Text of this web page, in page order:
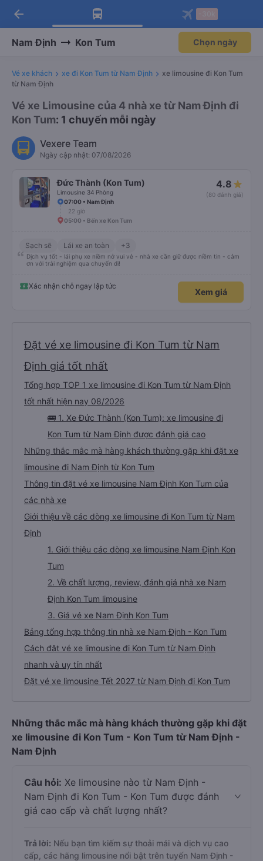
Tải app Vexere ngay!
Nhận ưu đãi thành viên độc
Mở app
Tải app Vexere
-30k/ghế khi đặt vé máy bay qua
Mở app
arrow_back
Nam Định Kon Tum Chọn ngày
Vé xe khách xe đi Kon Tum từ Nam Định
xe limousine đi Kon Tum
từ Nam Định
Vé xe Limousine của 4 nhà xe từ Nam Định đi
Kon Tum: 1 chuyến mỗi ngày
Vexere Team
Ngày cập nhật: 07/08/2026
Đức Thành (Kon Tum)
Limousine 34 Phòng
4.8
(80 đánh giá)
07:00 • Nam Định
22 giờ
05:00 • Bến xe Kon Tum
Sạch sẽ Lái xe an toàn +3
Dịch vụ tốt - lái phụ xe niềm nở vui vẻ - nhà xe cần giữ được niềm tin - cảm
ơn với trải nghiệm qua chuyến đi!
Xác nhận chỗ ngay lập tức
Xem giá
Đặt vé xe limousine đi Kon Tum từ Nam
Định giá tốt nhất
Tổng hợp TOP 1 xe limousine đi Kon Tum từ Nam Định
tốt nhất hiện nay 08/2026
🚌 1. Xe Đức Thành (Kon Tum): xe limousine đi
Kon Tum từ Nam Định được đánh giá cao
Những thắc mắc mà hàng khách thường gặp khi đặt xe
limousine đi Nam Định từ Kon Tum
Thông tin đặt vé xe limousine Nam Định Kon Tum của
các nhà xe
Giới thiệu về các dòng xe limousine đi Kon Tum từ Nam
Định
1. Giới thiệu các dòng xe limousine Nam Định Kon
Tum
2. Về chất lượng, review, đánh giá nhà xe Nam
Định Kon Tum limousine
3. Giá vé xe Nam Định Kon Tum
Bảng tổng hợp thông tin nhà xe Nam Định - Kon Tum
Cách đặt vé xe limousine đi Kon Tum từ Nam Định
nhanh và uy tín nhất
Đặt vé xe limousine Tết 2027 từ Nam Định đi Kon Tum
Những thắc mắc mà hàng khách thường gặp khi đặt
xe limousine đi Kon Tum - Kon Tum từ Nam Định -
Nam Định
Câu hỏi: Xe limousine nào từ Nam Định -
Nam Định đi Kon Tum - Kon Tum được đánh
giá cao cấp và chất lượng nhất?
Trả lời: Nếu bạn tìm kiếm sự thoải mái và dịch vụ cao
cấp, các hãng limousine nổi bật trên tuyến Nam Định -